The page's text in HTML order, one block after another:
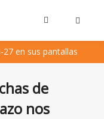
en sus pantallas
de
nos